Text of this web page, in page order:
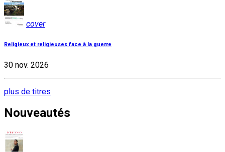
cover
Religieux et religieuses face à la guerre
30 nov. 2026
plus de titres
Nouveautés